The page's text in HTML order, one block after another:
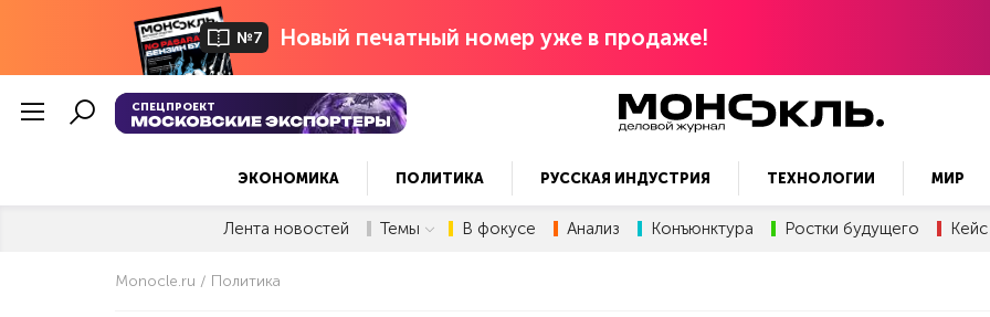
№7 Новый печатный номер уже в продаже!
СПЕЦПРОЕКТ
ЭКОНОМИКА ПОЛИТИКА РУССКАЯ ИНДУСТРИЯ ТЕХНОЛОГИИ МИР
Лента новостей Темы В фокусе Анализ Конъюнктура Ростки будущего Кейс
Monocle.ru Политика